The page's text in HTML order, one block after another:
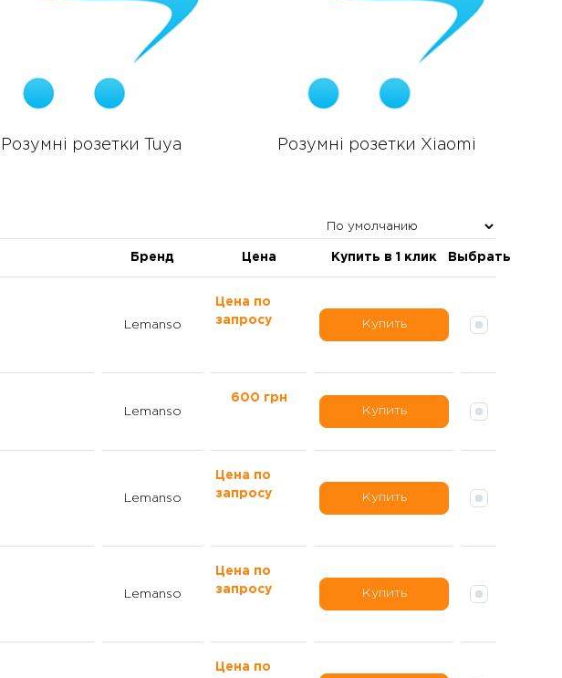
Розумні розетки Tuya Розумні розетки Xiaomi
Бренд Цена Купить в 1 клик Выбрать
Lemanso
Цена по
запросу
Купить
Lemanso
600 грн
Купить
Lemanso
Цена по
запросу
Купить
Lemanso
Цена по
запросу
Купить
Цена по